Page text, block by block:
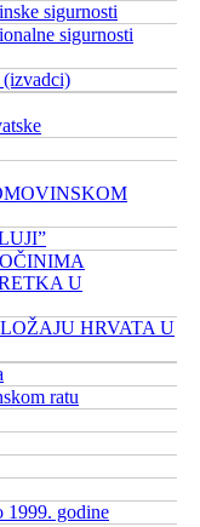
sigurnosti
sigurnosti
(izvadci)
U
HRVATA U
ratu
1999. godine